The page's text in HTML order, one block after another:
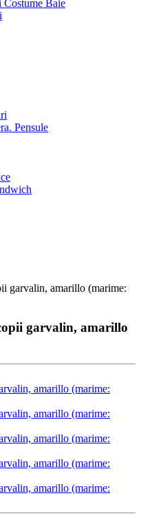
Baie
Pensule
garvalin, amarillo (marime:
garvalin, amarillo